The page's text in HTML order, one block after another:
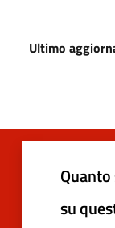
Ultimo
su